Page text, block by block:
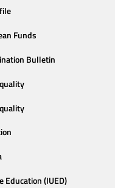
Funds
Bulletin
(IUED)